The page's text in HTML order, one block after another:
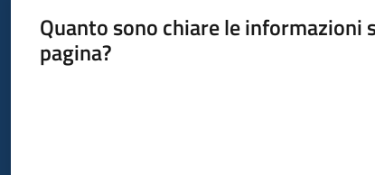
Quanto sono chiare le informazioni
pagina?